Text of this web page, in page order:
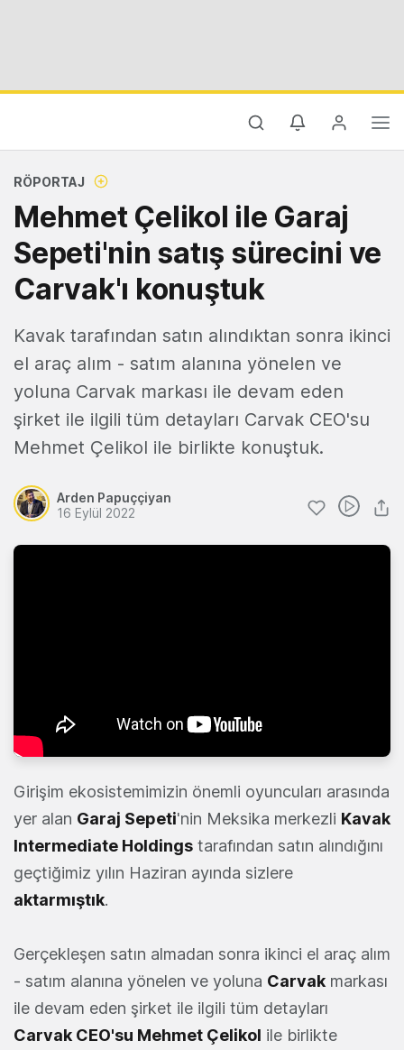
RÖPORTAJ
Mehmet Çelikol ile Garaj
Sepeti'nin satış sürecini ve
Carvak'ı konuştuk
Kavak tarafından satın alındıktan sonra ikinci
el araç alım - satım alanına yönelen ve
yoluna Carvak markası ile devam eden
şirket ile ilgili tüm detayları Carvak CEO'su
Mehmet Çelikol ile birlikte konuştuk.
Arden Papuççiyan
16 Eylül 2022
Girişim ekosistemimizin önemli oyuncuları arasında
yer alan Garaj Sepeti'nin Meksika merkezli Kavak
Intermediate Holdings tarafından satın alındığını
geçtiğimiz yılın Haziran ayında sizlere
aktarmıştık.
Gerçekleşen satın almadan sonra ikinci el araç alım
- satım alanına yönelen ve yoluna Carvak markası
ile devam eden şirket ile ilgili tüm detayları
Carvak CEO'su Mehmet Çelikol ile birlikte